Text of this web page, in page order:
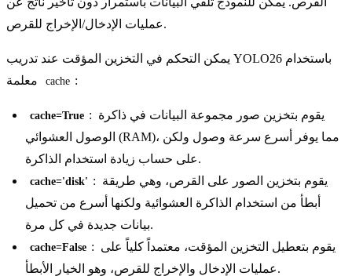
عمليات الإدخال/الإخراج للقرص.
يمكن التحكم في التخزين المؤقت عند تدريب YOLO26 باستخدام
cache :
cache=True : يقوم بتخزين صور مجموعة البيانات في ذاكرة
الوصول العشوائي (RAM)، مما يوفر أسرع سرعة وصول ولكن
على حساب زيادة استخدام الذاكرة.
cache='disk' : يقوم بتخزين الصور على القرص، وهي طريقة
أبطأ من استخدام الذاكرة العشوائية ولكنها أسرع من تحميل
بيانات جديدة في كل مرة.
cache=False : يقوم بتعطيل التخزين المؤقت، معتمداً كلياً على
عمليات الإدخال والإخراج للقرص، وهو الخيار الأبطأ.